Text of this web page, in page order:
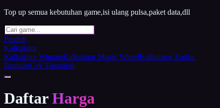
Top up semua kebutuhan game,isi ulang pulsa,paket data,dll
Produk
Kalkulator
Kalkulator WinrateKalkulator Magic WheelKalkulator Zodiac
BantuanCek Transaksi
DaftarHarga